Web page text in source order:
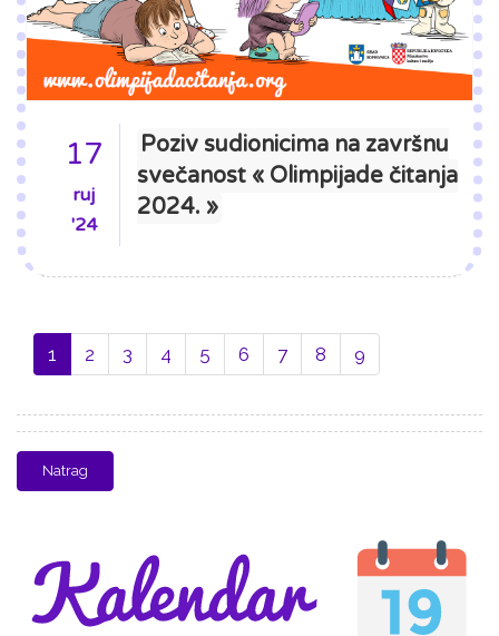
17
ruj
'24
Poziv sudionicima na završnu
svečanost « Olimpijade čitanja
2024. »
1 2 3 4 5 6 7 8 9
Natrag